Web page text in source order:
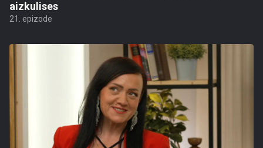
aizkulises
21. epizode